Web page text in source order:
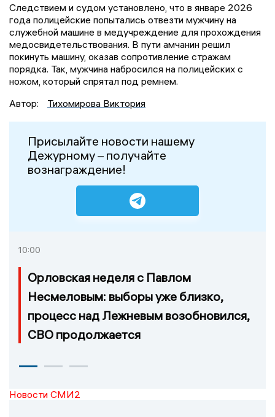
Следствием и судом установлено, что в январе 2026
года полицейские попытались отвезти мужчину на
служебной машине в медучреждение для прохождения
медосвидетельствования. В пути амчанин решил
покинуть машину, оказав сопротивление стражам
порядка. Так, мужчина набросился на полицейских с
ножом, который спрятал под ремнем.
Автор:
Тихомирова Виктория
Присылайте новости нашему
Дежурному – получайте
вознаграждение!
10:00
Орловская неделя с Павлом
Несмеловым: выборы уже близко,
процесс над Лежневым возобновился,
СВО продолжается
Новости СМИ2